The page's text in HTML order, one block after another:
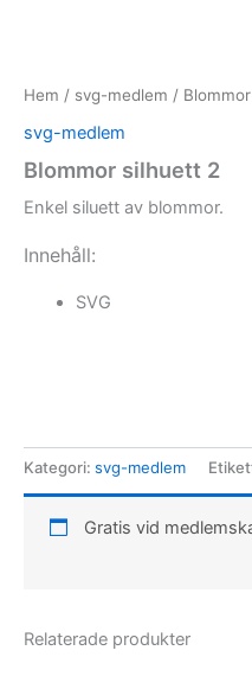
Hem / svg-medlem /
svg-medlem
Blommor silhuett 2
Enkel siluett av blommor.
Innehåll:
SVG
Kategori: svg-medlem
Gratis vid
Relaterade produkter